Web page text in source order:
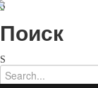
Поиск